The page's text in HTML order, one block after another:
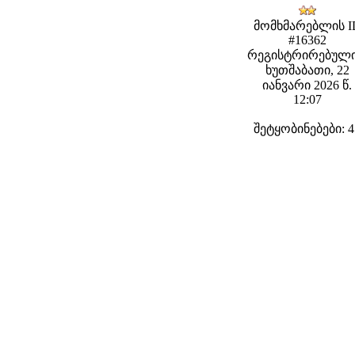
მომხმარებლის
#16362
ხუთშაბათი, 22
იანვარი 2026 წ.
12:07
შეტყობინებები: